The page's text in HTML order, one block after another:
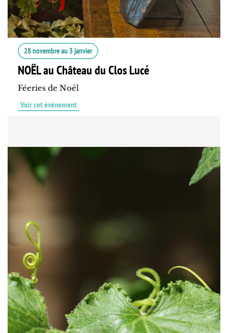
28 novembreau 3 janvier
NOËL au Château du Clos Lucé
Féeries de Noël
Voir cet événement